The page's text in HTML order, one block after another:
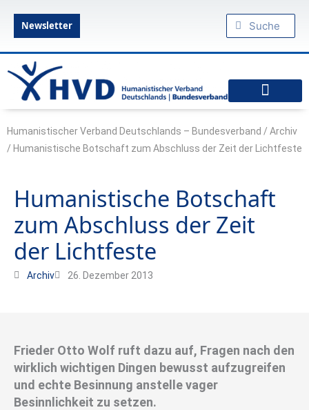
Inhalt
springen
Newsletter Suche
Suche
Humanistischer Verband Deutschlands – Bundesverband / Archiv
/ Humanistische Botschaft zum Abschluss der Zeit der Lichtfeste
Humanistische Botschaft
zum Abschluss der Zeit
der Lichtfeste
Archiv 26. Dezember 2013
Frieder Otto Wolf ruft dazu auf, Fragen nach den
wirklich wichtigen Dingen bewusst aufzugreifen
und echte Besinnung anstelle vager
Besinnlichkeit zu setzen.